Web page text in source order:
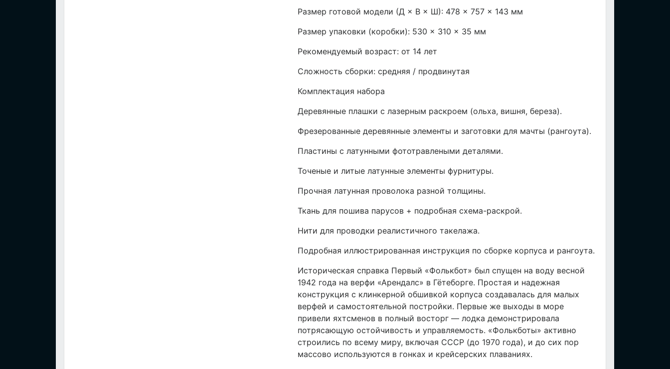
Размер готовой модели (Д × В × Ш): 478 × 757 × 143 мм
Размер упаковки (коробки): 530 × 310 × 35 мм
Рекомендуемый возраст: от 14 лет
Сложность сборки: средняя / продвинутая
Комплектация набора
Деревянные плашки с лазерным раскроем (ольха, вишня, береза).
Фрезерованные деревянные элементы и заготовки для мачты (рангоута).
Пластины с латунными фототравлеными деталями.
Точеные и литые латунные элементы фурнитуры.
Прочная латунная проволока разной толщины.
Ткань для пошива парусов + подробная схема-раскрой.
Нити для проводки реалистичного такелажа.
Подробная иллюстрированная инструкция по сборке корпуса и рангоута.
Историческая справка Первый «Фолькбот» был спущен на воду весной
1942 года на верфи «Арендалс» в Гётеборге. Простая и надежная
конструкция с клинкерной обшивкой корпуса создавалась для малых
верфей и самостоятельной постройки. Первые же выходы в море
привели яхтсменов в полный восторг — лодка демонстрировала
потрясающую остойчивость и управляемость. «Фолькботы» активно
строились по всему миру, включая СССР (до 1970 года), и до сих пор
массово используются в гонках и крейсерских плаваниях.